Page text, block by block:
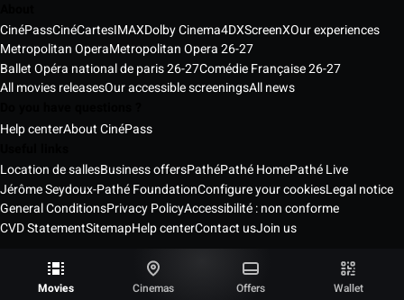
Movies Cinemas Offers Wallet
CinéPassCinéCartesIMAXDolby Cinema4DXScreenXOur experiences
Metropolitan OperaMetropolitan Opera 26-27
Ballet Opéra national de paris 26-27Comédie Française 26-27
All movies releasesOur accessible screeningsAll news
Help centerAbout CinéPass
Location de sallesBusiness offersPathéPathé HomePathé Live
Jérôme Seydoux-Pathé FoundationConfigure your cookiesLegal notice
General ConditionsPrivacy PolicyAccessibilité : non conforme
CVD StatementSitemapHelp centerContact usJoin us
Pathé Cinémas Services © 2026
All rights reserved ®